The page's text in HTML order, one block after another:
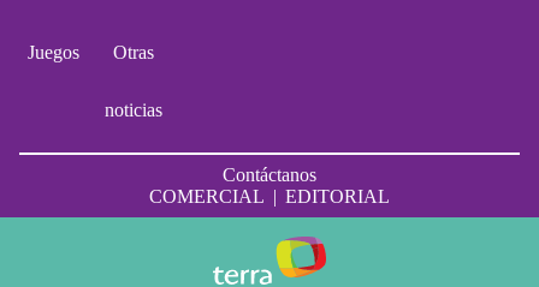
Juegos Otras
noticias
Contáctanos
COMERCIAL | EDITORIAL